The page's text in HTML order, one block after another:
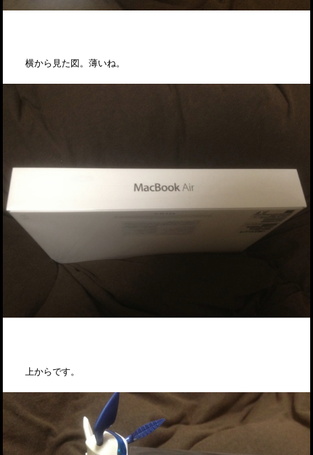
横から見た図。薄いね。
上からです。